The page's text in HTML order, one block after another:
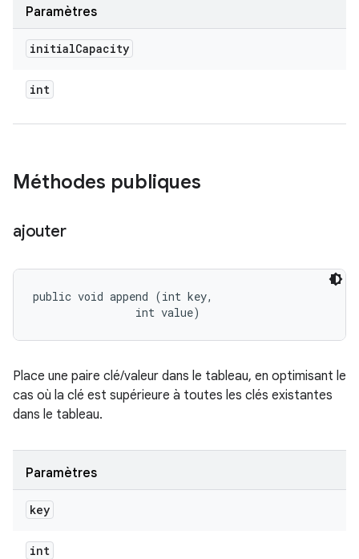
Paramètres
initialCapacity
int
Méthodes publiques
ajouter
public void append (int key,
                int value)
Place une paire clé/valeur dans le tableau, en optimisant le
cas où la clé est supérieure à toutes les clés existantes
dans le tableau.
Paramètres
key
int